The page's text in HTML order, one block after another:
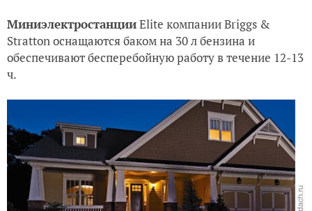
МиниэлектростанцииElite компании Briggs &
Stratton оснащаются баком на 30 л бензина и
обеспечивают бесперебойную работу в течение 12-13
ч.